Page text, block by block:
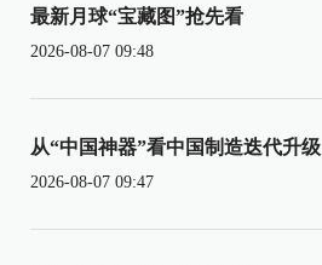
最新月球“宝藏图”抢先看
2026-08-07 09:48
从“中国神器”看中国制造迭代升级
2026-08-07 09:47